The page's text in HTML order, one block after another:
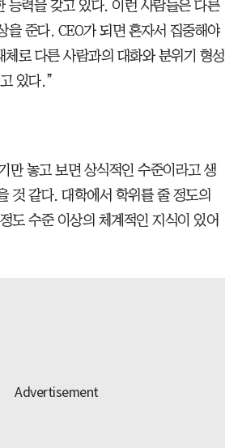
능력을 갖고 있다. 이런 사람들은 다른
을 준다. CEO가 되면 혼자서 집중해야
로 다른 사람과의 대화와 분위기 형성
있다.”
만 놓고 보면 상식적인 수준이라고 생
것 같다. 대학에서 학위를 줄 정도의
도 수준 이상의 체계적인 지식이 있어